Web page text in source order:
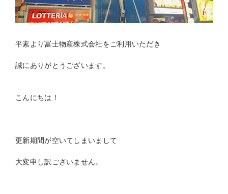
平素より冨士物産株式会社をご利用いただき
誠にありがとうございます。
こんにちは！
更新期間が空いてしまいまして
大変申し訳ございません。